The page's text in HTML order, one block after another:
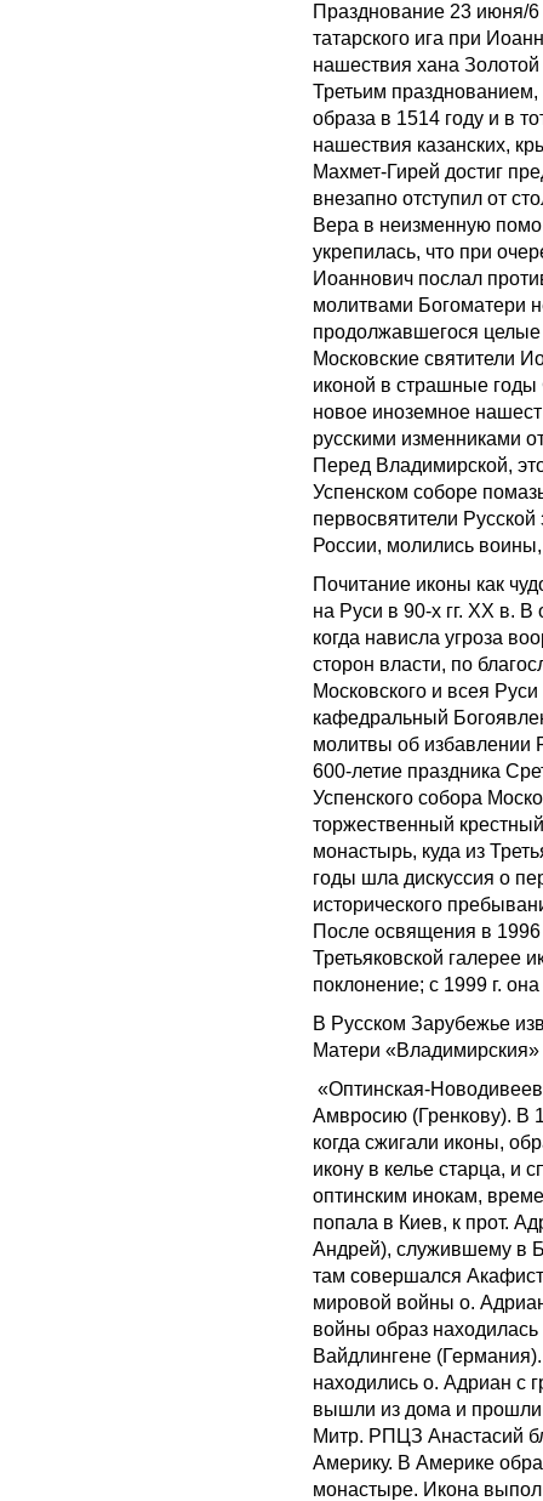
Празднование 23 июня/
татарского ига при
нашествия хана
Третьим
образа в 1514 году и в
нашествия казанских,
Махмет-Гирей достиг
внезапно отступил от
Вера в неизменную
укрепилась, что при
Иоаннович послал
молитвами Богоматери
продолжавшегося целые
Московские святители
иконой в страшные годы
новое иноземное
русскими изменниками
Перед Владимирской,
Успенском соборе
первосвятители
России, молились
Почитание иконы как
на Руси в 90-х гг. XX в.
когда нависла угроза
сторон власти, по
Московского и всея
кафедральный
молитвы об избавлении
600-летие праздника
Успенского собора
торжественный
монастырь, куда из
годы шла дискуссия о
исторического
После освящения в 1996
Третьяковской галерее
поклонение; с 1999 г.
В Русском Зарубежье
Матери «Владимирския»
«Оптинская-
Амвросию (Гренкову). В
когда сжигали иконы,
икону в келье старца, и
оптинским инокам,
попала в Киев, к прот.
Андрей), служившему в
там совершался
мировой войны о.
войны образ
Вайдлингене
находились о. Адриан с
вышли из дома и
Митр. РПЦЗ Анастасий
Америку. В Америке
монастыре. Икона